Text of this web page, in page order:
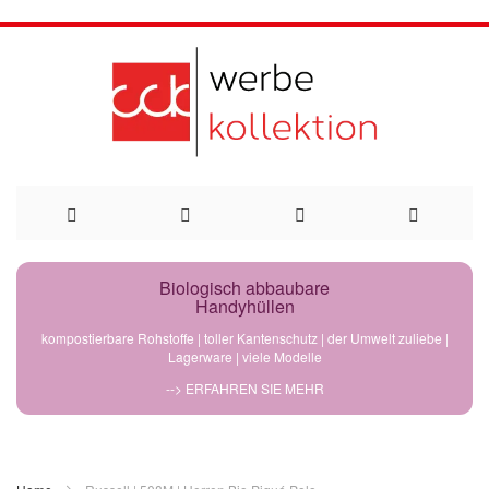
Direkt
Biologisch abbaubare
Handyhüllen
kompostierbare Rohstoffe | toller Kantenschutz | der Umwelt zuliebe |
Lagerware | viele Modelle
--> ERFAHREN SIE MEHR